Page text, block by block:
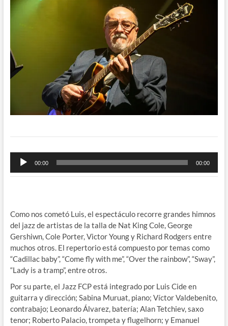
Reproductor
audio
00:00 00:00
Como nos cometó Luis, el espectáculo recorre grandes himnos
del jazz de artistas de la talla de Nat King Cole, George
Gershiwn, Cole Porter, Victor Young y Richard Rodgers entre
muchos otros. El repertorio está compuesto por temas como
“Cadillac baby”, “Come fly with me”, “Over the rainbow”, “Sway”,
“Lady is a tramp”, entre otros.
Por su parte, el Jazz FCP está integrado por Luis Cide en
guitarra y dirección; Sabina Muruat, piano; Víctor Valdebenito,
contrabajo; Leonardo Álvarez, batería; Alan Tetchiev, saxo
tenor; Roberto Palacio, trompeta y flugelhorn; y Emanuel